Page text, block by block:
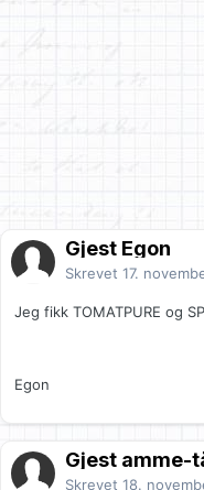
Gjest Egon
Skrevet 17.
Jeg fikk TOMATPURE og
Egon
Gjest amme-
Skrevet 18.